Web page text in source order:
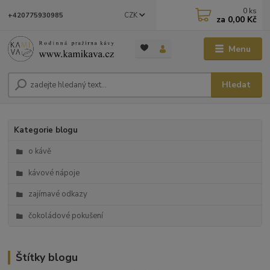
Menu
CZK
Hledat
+420775930985 0 ks
za 0,00 Kč
Kategorie blogu
o kávě
kávové nápoje
zajímavé odkazy
čokoládové pokušení
Štítky blogu